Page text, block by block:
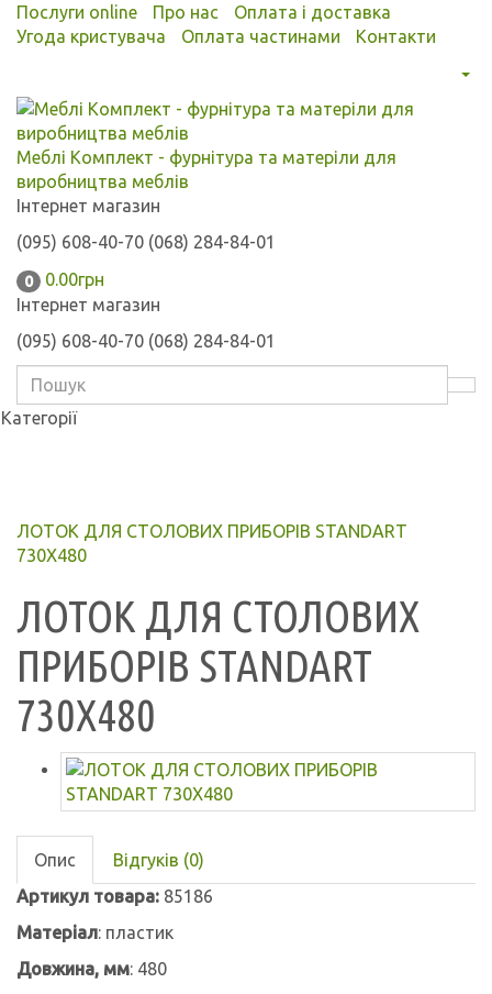
Послуги online Про нас
Оплата і доставка
Угода кристувача
Оплата частинами Контакти
Меблі Комплект - фурнітура та матеріли для
виробництва меблів
Інтернет магазин
(095) 608-40-70 (068) 284-84-01
0
0.00грн
Інтернет магазин
(095) 608-40-70 (068) 284-84-01
Категорії
ЛОТОК ДЛЯ СТОЛОВИХ ПРИБОРІВ STANDART
730X480
ЛОТОК ДЛЯ СТОЛОВИХ
ПРИБОРІВ STANDART
730X480
Опис
Відгуків (0)
Артикул товара: 85186
Матеріал: пластик
Довжина, мм: 480